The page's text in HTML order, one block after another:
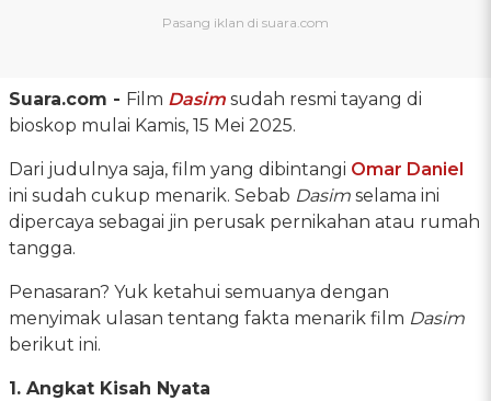
Suara.com - Film Dasim sudah resmi tayang di
bioskop mulai Kamis, 15 Mei 2025.
Dari judulnya saja, film yang dibintangi Omar Daniel
ini sudah cukup menarik. Sebab Dasim selama ini
dipercaya sebagai jin perusak pernikahan atau rumah
tangga.
Penasaran? Yuk ketahui semuanya dengan
menyimak ulasan tentang fakta menarik film Dasim
berikut ini.
1. Angkat Kisah Nyata